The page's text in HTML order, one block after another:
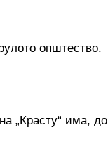
општество.
„Красту“ има, до